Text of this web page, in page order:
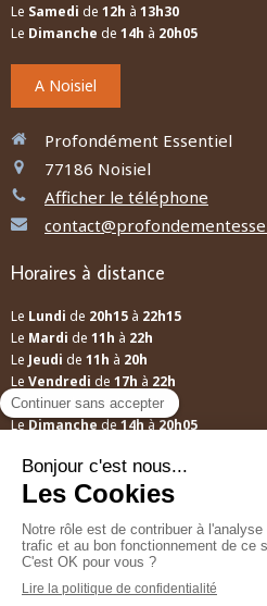
Le Samedi de 12h à 13h30
Le Dimanche de 14h à 20h05
A Noisiel
Profondément Essentiel
77186 Noisiel
Afficher le téléphone
Horaires à distance
Le Lundi de 20h15 à 22h15
Le Mardi de 11h à 22h
Le Jeudi de 11h à 20h
Le Vendredi de 17h à 22h
LeSamedide12hà13h30
Le Dimanche de 14h à 20h05
Mes conseils ne relèvent pas d'une
substituent pas à une consultation